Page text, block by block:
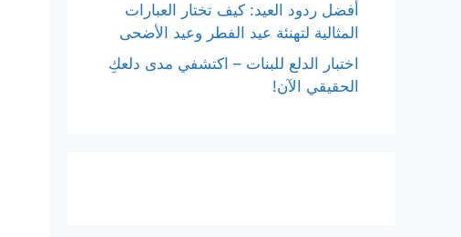
أفضل ردود العيد: كيف تختار العبارات
المثالية لتهنئة عيد الفطر وعيد الأضحى
اختبار الدلع للبنات – اكتشفي مدى دلعكِ
الحقيقي الآن!